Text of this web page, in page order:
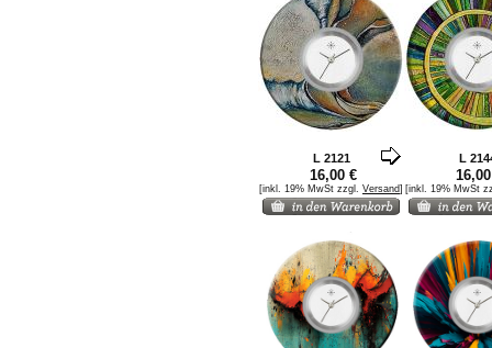
L 2121 L
16,00 €
[inkl. 19% MwSt zzgl. Versand] [inkl. 19% MwSt